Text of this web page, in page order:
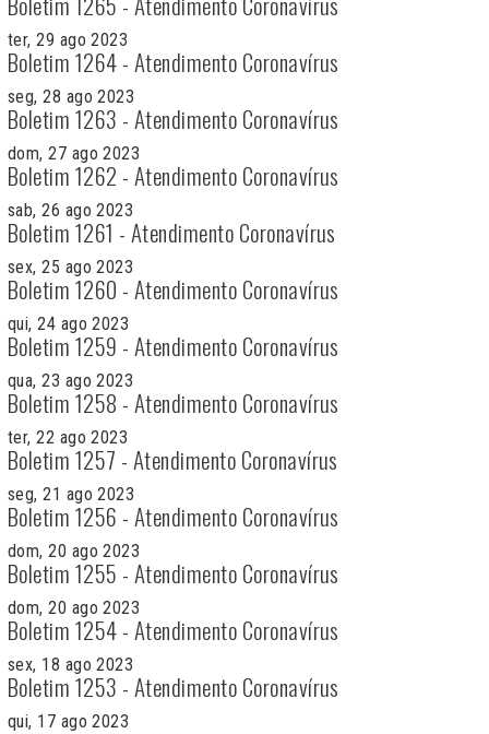
ter, 29 ago 2023
Boletim 1264 - Atendimento Coronavírus
seg, 28 ago 2023
Boletim 1263 - Atendimento Coronavírus
dom, 27 ago 2023
Boletim 1262 - Atendimento Coronavírus
sab, 26 ago 2023
Boletim 1261 - Atendimento Coronavírus
sex, 25 ago 2023
Boletim 1260 - Atendimento Coronavírus
qui, 24 ago 2023
Boletim 1259 - Atendimento Coronavírus
qua, 23 ago 2023
Boletim 1258 - Atendimento Coronavírus
ter, 22 ago 2023
Boletim 1257 - Atendimento Coronavírus
seg, 21 ago 2023
Boletim 1256 - Atendimento Coronavírus
dom, 20 ago 2023
Boletim 1255 - Atendimento Coronavírus
dom, 20 ago 2023
Boletim 1254 - Atendimento Coronavírus
sex, 18 ago 2023
Boletim 1253 - Atendimento Coronavírus
qui, 17 ago 2023